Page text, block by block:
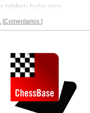
tablero hubo otro
Salgado y Llaneza
y las demás partidas
en empate. En cuanto
chicas, Mónica Calzetta y
Vega Gutiérrez vencieron
negras a Yildiz Betul Cemre y
Makka. Monika Socko
Comentarios